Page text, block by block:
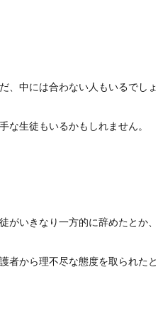
、中には合わない人もいるでしょ
な生徒もいるかもしれません。
がいきなり一方的に辞めたとか、
者から理不尽な態度を取られた